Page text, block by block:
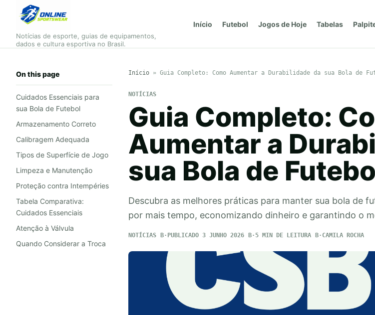
Notícias de esporte, guias de equipamentos,
dados e cultura esportiva no Brasil.
Início Futebol Jogos de Hoje Tabelas
On this page
Cuidados Essenciais para
sua Bola de Futebol
Armazenamento Correto
Calibragem Adequada
Tipos de Superfície de Jogo
Limpeza e Manutenção
Proteção contra Intempéries
Tabela Comparativa:
Cuidados Essenciais
Atenção à Válvula
Quando Considerar a Troca
Início» Guia Completo: Como Aumentar a Durabilidade da sua Bola de
NOTÍCIAS
Guia Completo:
Aumentar a
sua Bola de
Descubra as melhores práticas para manter sua bola de
por mais tempo, economizando dinheiro e garantindo o
NOTÍCIAS PUBLICADO 3 JUNHO 2026 5 MIN DE LEITURA CAMILA ROCHA